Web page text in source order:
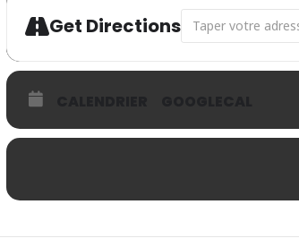
Get Directions Address -